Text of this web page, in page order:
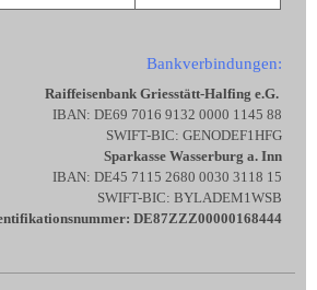
Bankverbindungen:
Raiffeisenbank Griesstätt-Halfing e.G.
IBAN: DE69 7016 9132 0000 1145 88
SWIFT-BIC: GENODEF1HFG
Sparkasse Wasserburg a. Inn
IBAN: DE45 7115 2680 0030 3118 15
SWIFT-BIC: BYLADEM1WSB
DE87ZZZ00000168444